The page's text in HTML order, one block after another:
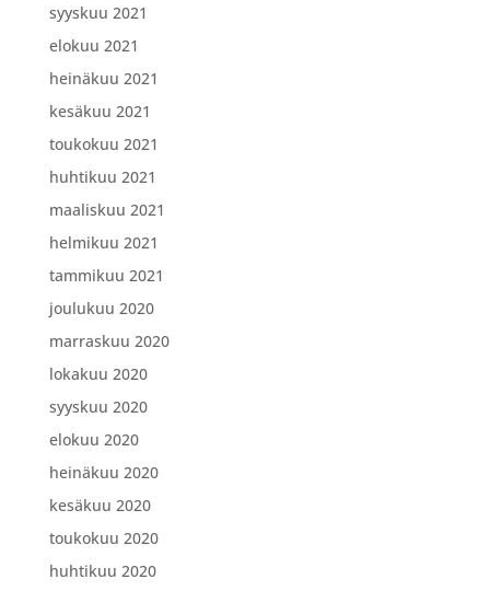
syyskuu 2021
elokuu 2021
heinäkuu 2021
kesäkuu 2021
toukokuu 2021
huhtikuu 2021
maaliskuu 2021
helmikuu 2021
tammikuu 2021
joulukuu 2020
marraskuu 2020
lokakuu 2020
syyskuu 2020
elokuu 2020
heinäkuu 2020
kesäkuu 2020
toukokuu 2020
huhtikuu 2020